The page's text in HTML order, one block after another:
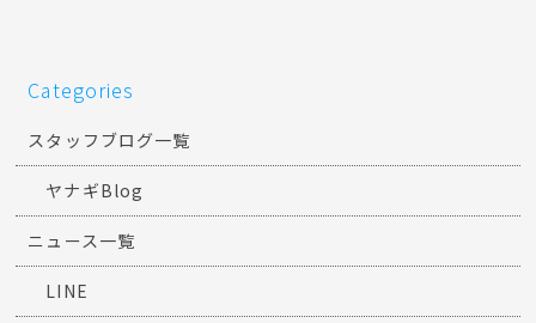
Categories
スタッフブログ一覧
ヤナギBlog
ニュース一覧
LINE